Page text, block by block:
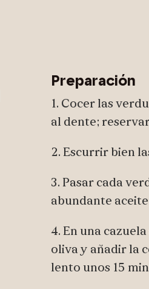
Preparación
1. Cocer las
al dente;
2. Escurrir bien
3. Pasar cada
abundante
4. En una
oliva y añadir la
lento unos 15